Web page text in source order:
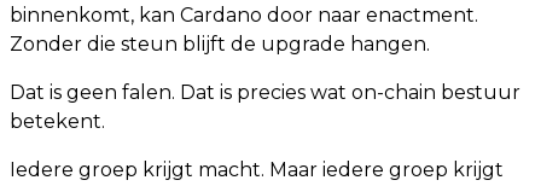
binnenkomt, kan Cardano door naar enactment.
Zonder die steun blijft de upgrade hangen.
Dat is geen falen. Dat is precies wat on-chain bestuur
betekent.
Iedere groep krijgt macht. Maar iedere groep krijgt